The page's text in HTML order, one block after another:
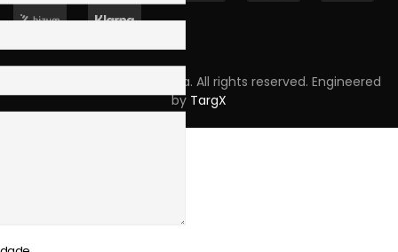
Copyright © 2023 Skpro, Lda. All rights reserved. Engineered
by TargX